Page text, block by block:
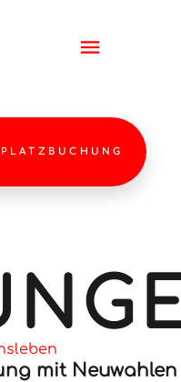
PLATZBUCHUNG
mit Neuwahlen